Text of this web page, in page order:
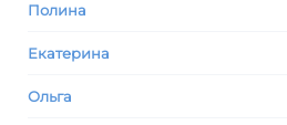
Полина
Екатерина
Ольга